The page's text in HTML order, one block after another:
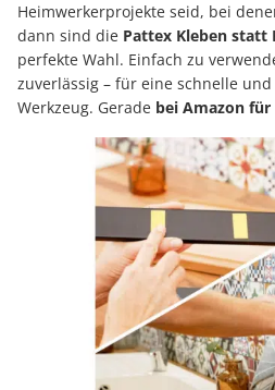
Heimwerkerprojekte seid, bei
dann sind die Pattex Kleben statt
perfekte Wahl. Einfach zu
zuverlässig – für eine schnelle
Werkzeug. Gerade bei Amazon